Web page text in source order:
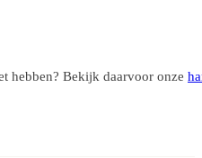
hebben? Bekijk daarvoor onze